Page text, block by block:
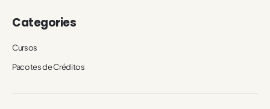
Categories
Cursos
Pacotes de Créditos